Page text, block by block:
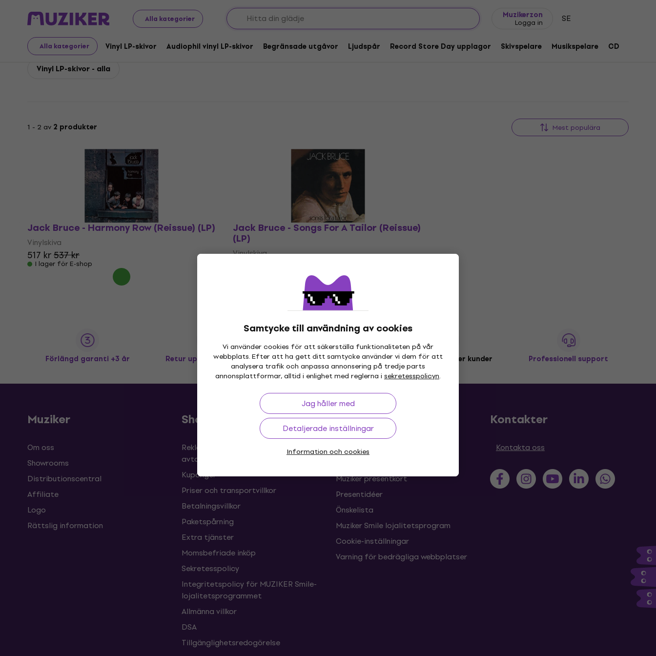
Alla kategorier
Muzikerzon
Logga in SE
Alla kategorier Vinyl LP-skivor Audiophil vinyl LP-skivor Begränsade utgåvor Ljudspår Record Store Day upplagor Skivspelare Musikspelare CD
Samtycke till användning av cookies
Vi använder cookies för att säkerställa funktionaliteten på vår
webbplats. Efter att ha gett ditt samtycke använder vi dem för att
analysera trafik och anpassa annonsering på tredje parts
annonsplattformar, alltid i enlighet med reglerna i sekretesspolicyn.
Jag håller med
Detaljerade inställningar
Information och cookies
Jack Bruce Jack Bruce Vinyl LP-skivor
Jack Bruce Vinyl LP-skivor
Vinyl LP-skivor - alla
1 - 2 av 2 produkter Mest populära
Jack Bruce - Harmony Row (Reissue) (LP)
Vinylskiva
517 kr537 kr
I lager för E-shop
Jack Bruce - Songs For A Tailor (Reissue)
(LP)
Vinylskiva
Finns i lager hos leverantören
Förlängd garanti +3 år Retur upp till 30 dagar Prisgaranti Mer än 3 miljoner kunder Professionell support
Muziker
Om oss
Showrooms
Distributionscentral
Affiliate
Logo
Rättslig information
Shopping
Reklamationer och frånträden av
avtalet
Kuponger
Priser och transportvillkor
Betalningsvillkor
Paketspårning
Extra tjänster
Momsbefriade inköp
Sekretesspolicy
Integritetspolicy för MUZIKER Smile-
lojalitetsprogrammet
Allmänna villkor
DSA
Tillgänglighetsredogörelse
Nyttiga länkar
FAQ - Vanliga frågor
Muziker presentkort
Presentidéer
Önskelista
Muziker Smile lojalitetsprogram
Cookie-inställningar
Varning för bedrägliga webbplatser
Kontakter
Kontakta oss